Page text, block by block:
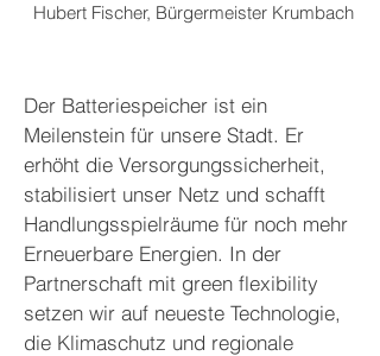
Hubert Fischer, Bürgermeister Krumbach
Der Batteriespeicher ist ein
Meilenstein für unsere Stadt. Er
erhöht die Versorgungssicherheit,
stabilisiert unser Netz und schafft
Handlungsspielräume für noch mehr
Erneuerbare Energien. In der
Partnerschaft mit green flexibility
setzen wir auf neueste Technologie,
die Klimaschutz und regionale